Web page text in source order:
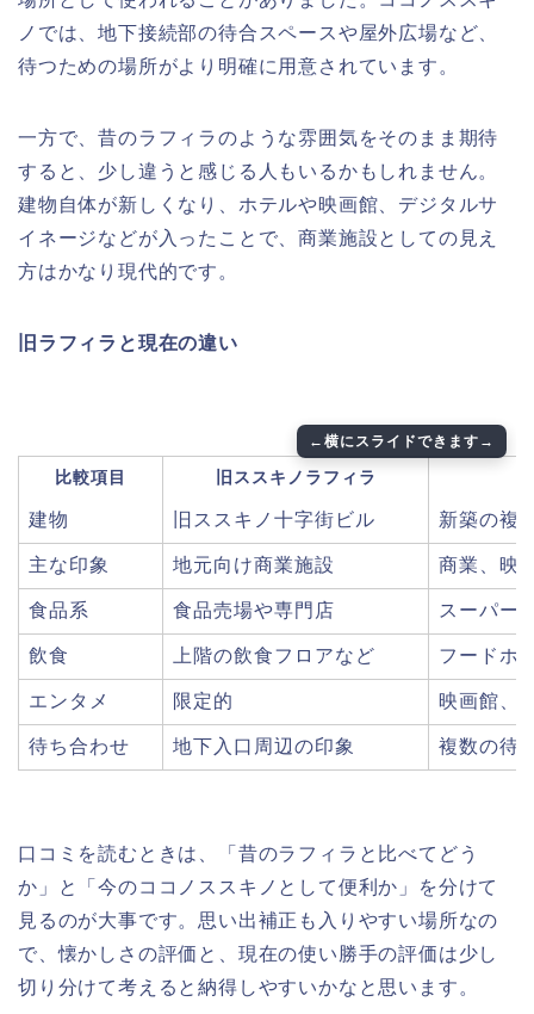
ノでは、地下接続部の待合スペースや屋外広場など、
待つための場所がより明確に用意されています。
一方で、昔のラフィラのような雰囲気をそのまま期待
すると、少し違うと感じる人もいるかもしれません。
建物自体が新しくなり、ホテルや映画館、デジタルサ
イネージなどが入ったことで、商業施設としての見え
方はかなり現代的です。
旧ラフィラと現在の違い
比較項目 旧ススキノラフィラ
建物 旧ススキノ十字街ビル 新築の複
主な印象 地元向け商業施設 商業、映
食品系 食品売場や専門店 スーパー
飲食 上階の飲食フロアなど フードホ
エンタメ 限定的 映画館、
待ち合わせ 地下入口周辺の印象 複数の待
口コミを読むときは、「昔のラフィラと比べてどう
か」と「今のココノススキノとして便利か」を分けて
見るのが大事です。思い出補正も入りやすい場所なの
で、懐かしさの評価と、現在の使い勝手の評価は少し
切り分けて考えると納得しやすいかなと思います。